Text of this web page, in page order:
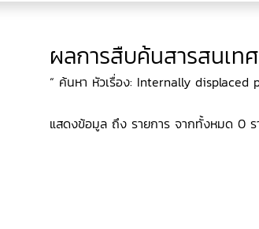
ผลการสืบค้นสารสนเทศ
“ ค้นหา หัวเรื่อง: Internally displaced
แสดงข้อมูล ถึง รายการ จากทั้งหมด 0 ร